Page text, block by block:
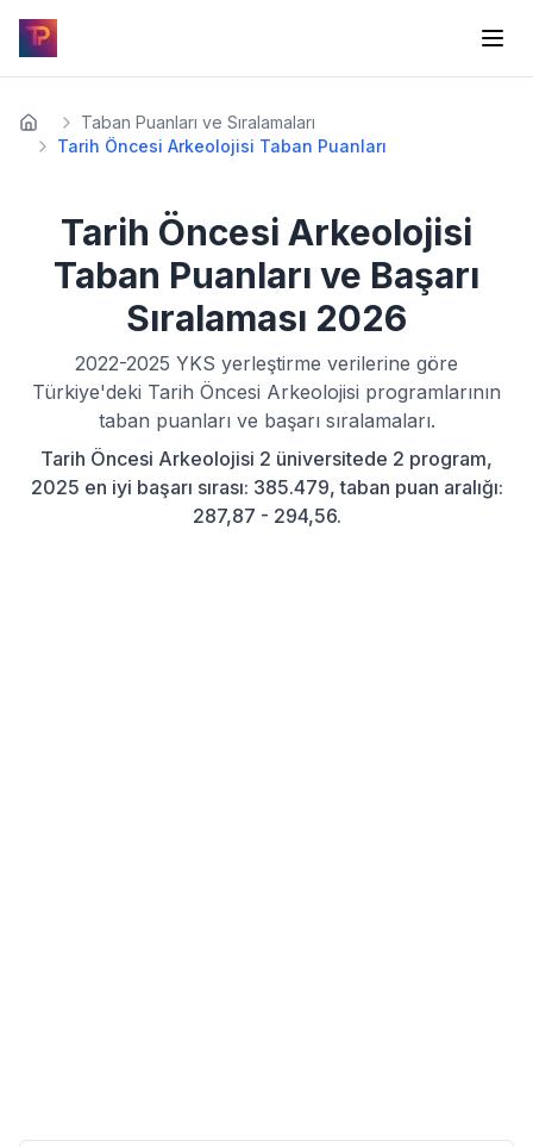
Taban Puanları ve Sıralamaları
Tarih Öncesi Arkeolojisi Taban Puanları
Tarih Öncesi Arkeolojisi
Taban Puanları ve Başarı
Sıralaması 2026
2022-2025 YKS yerleştirme verilerine göre
Türkiye'deki Tarih Öncesi Arkeolojisi programlarının
taban puanları ve başarı sıralamaları.
Tarih Öncesi Arkeolojisi 2 üniversitede 2 program,
2025 en iyi başarı sırası: 385.479, taban puan aralığı:
287,87 - 294,56.